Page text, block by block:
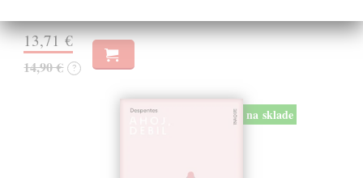
13,71 €
14,90 € ?
na sklade